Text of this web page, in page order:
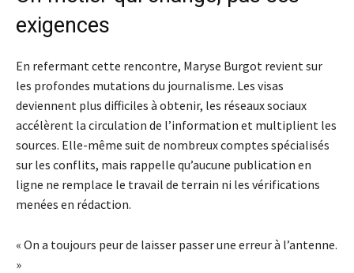
exigences
En refermant cette rencontre, Maryse Burgot revient sur
les profondes mutations du journalisme. Les visas
deviennent plus difficiles à obtenir, les réseaux sociaux
accélèrent la circulation de l’information et multiplient les
sources. Elle-même suit de nombreux comptes spécialisés
sur les conflits, mais rappelle qu’aucune publication en
ligne ne remplace le travail de terrain ni les vérifications
menées en rédaction.
« On a toujours peur de laisser passer une erreur à l’antenne.
»